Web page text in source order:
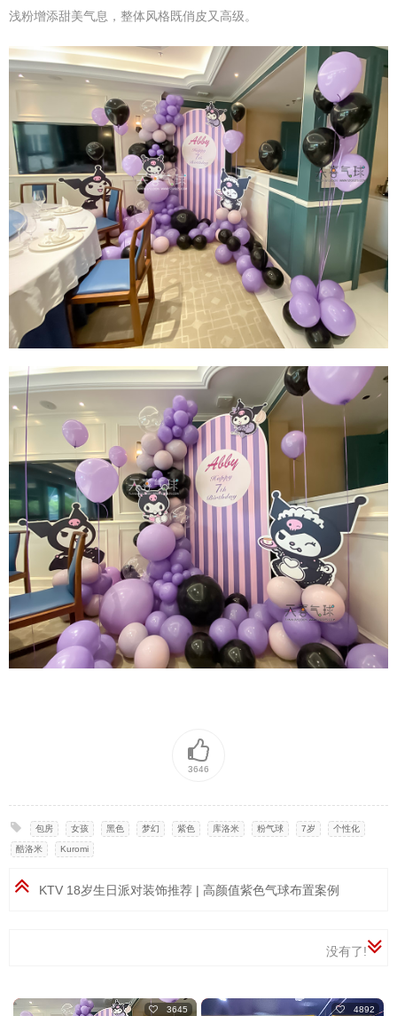
浅粉增添甜美气息，整体风格既俏皮又高级。
3646
包房 女孩 黑色 梦幻 紫色 库洛米 粉气球 7岁 个性化
酷洛米 Kuromi
KTV 18岁生日派对装饰推荐 | 高颜值紫色气球布置案例
没有了!
3645 4892